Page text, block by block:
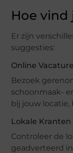
Hoe vind
Er zijn
suggesties:
Online
Bezoek
schoonmaak-
bij jouw
Lokale
Controleer de
geadverteerd